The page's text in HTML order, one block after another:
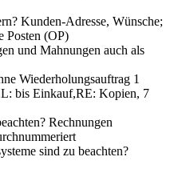
Kunden-Adresse, Wünsche;
Posten (OP)
und Mahnungen auch als
Wiederholungsauftrag 1
bis Einkauf,RE: Kopien, 7
Rechnungen
sind zu beachten?